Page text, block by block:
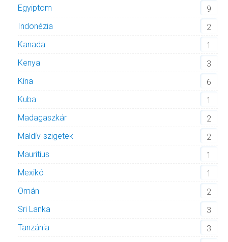
Egyiptom
9
Indonézia
2
Kanada
1
Kenya
3
Kína
6
Kuba
1
Madagaszkár
2
Maldív-szigetek
2
Mauritius
1
Mexikó
1
Omán
2
Sri Lanka
3
Tanzánia
3